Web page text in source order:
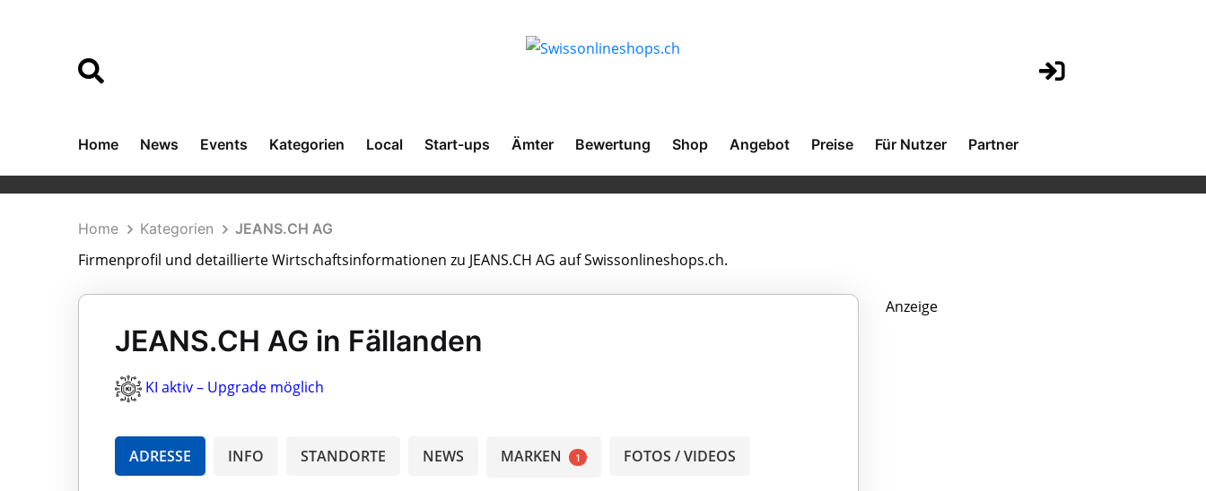
Home News Events Kategorien Local Start-ups Ämter Bewertung Shop Angebot Preise Für Nutzer Partner
Home Kategorien JEANS.CH AG
Firmenprofil und detaillierte Wirtschaftsinformationen zu JEANS.CH AG auf Swissonlineshops.ch.
JEANS.CH AG in Fällanden
KI aktiv – Upgrade möglich
ADRESSE INFO STANDORTE NEWS MARKEN 1 FOTOS / VIDEOS
Anzeige